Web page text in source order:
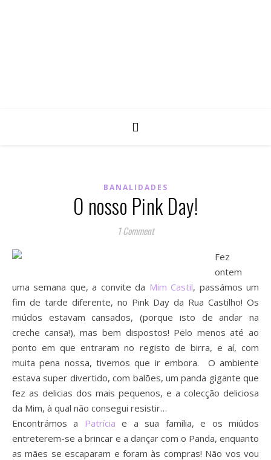
BANALIDADES
O nosso Pink Day!
1 Comment
Fez
ontem
uma semana que, a convite da Mim Castil, passámos um
fim de tarde diferente, no Pink Day da Rua Castilho! Os
miúdos estavam cansados, (porque isto de andar na
creche cansa!), mas bem dispostos! Pelo menos até ao
ponto em que entraram no registo de birra, e aí, com
muita pena nossa, tivemos que ir embora. O ambiente
estava super divertido, com balões, um panda gigante que
fez as delicias dos mais pequenos, e a colecção deliciosa
da Mim, à qual não consegui resistir…
Encontrámos a Patrícia e a sua família, e os miúdos
entreterem-se a brincar e a dançar com o Panda, enquanto
as mães se escaparam e foram às compras! Não vos vou